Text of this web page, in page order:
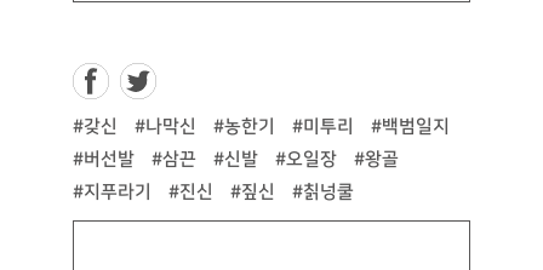
#갖신 #나막신 #농한기 #미투리
#백범일지
#버선발
#삼끈 #신발 #오일장
#왕골
#지푸라기
#진신 #짚신 #칡넝쿨